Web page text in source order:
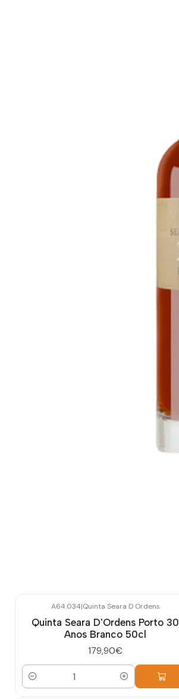
A64.034|Quinta Seara D Ordens
Quinta Seara D'Ordens Porto 30
Anos Branco 50cl
179,90€
Quantidade